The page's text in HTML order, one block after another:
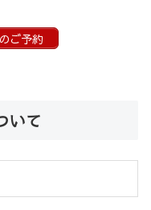
ご予約
いて